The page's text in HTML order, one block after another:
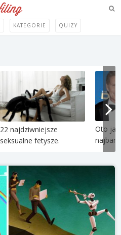
KATEGORIE QUIZY
22 najdziwniejsze
seksualne fetysze.
Oto jak